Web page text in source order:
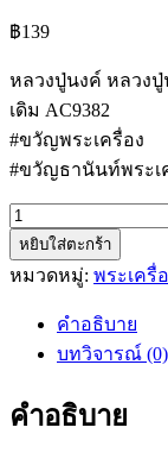
฿139
หลวงปู่นงค์ หลวง
เดิม AC9382
#ขวัญพระเครื่อง
#ขวัญธานันท์พระเ
จำนวน
หลวง
ปู่
วัด
หยิบใส่ตะกร้า
หมวดหมู่: พระเครื่
คำอธิบาย
บทวิจารณ์ (0)
คำอธิบาย